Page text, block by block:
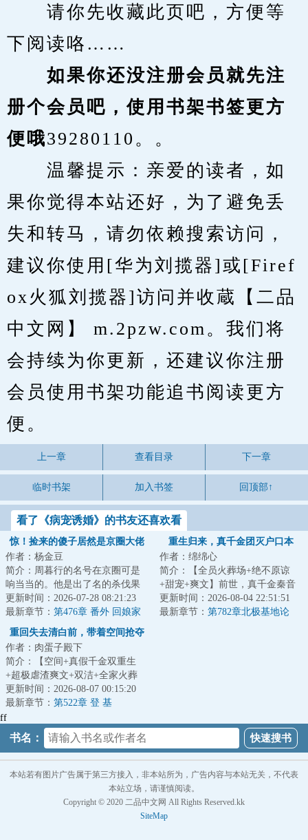
请你先收藏此页吧，方便等
下阅读咯……
如果你还没注册会员就先注
册个会员吧，使用书架书签更方
便哦39280110。。
温馨提示：亲爱的读者，如
果你觉得本站还好，为了避免丢
失和转马，请勿依赖搜索访问，
建议你使用[华为刘揽器]或[Firef
ox火狐刘揽器]访问并收蔵【二品
中文网】 m.2pzw.com。我们将
会持续为你更新，还建议你注册
会员使用书架功能追书阅读更方
便。
上一章 查看目录 下一章
临时书架 加入书签 回顶部↑
看了《病宠诱婚》的书友还喜欢看
惊！捡来的傻子居然是京圈大佬
作者：杨金豆
简介：周暮行的名号在京圈可是
响当当的。他是出了名的杀伐果
断，腹黑无情，在一众兄弟里
面，优秀到让人望...
更新时间：2026-07-28 08:21:23
最新章节： 第476章 番外 回娘家
（下）
重生归来，真千金团灭户口本
作者：绵绵心
简介：【全员火葬场+绝不原谅
+甜宠+爽文】前世，真千金秦音
认亲回家后拼命讨好付出，渴求
亲情，临死前全...
更新时间：2026-08-04 22:51:51
最新章节： 第782章北极基地论
重回失去清白前，带着空间抢夺
江山
作者：肉蛋子殿下
简介：【空间+真假千金双重生
+超极虐渣爽文+双洁+全家火葬
场】&lt;br/&gt;【白切黑、貌美绝
伦贵女+禁欲、...
更新时间：2026-08-07 00:15:20
最新章节： 第522章 登 基
ff
书名：
本站若有图片广告属于第三方接入，非本站所为，广告内容与本站无关，不代表
本站立场，请谨慎阅读。
Copyright © 2020 二品中文网 All Rights Reserved.kk
SiteMap